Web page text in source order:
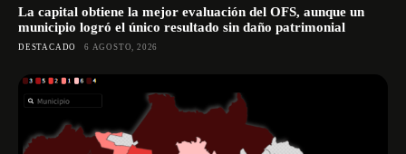
La capital obtiene la mejor evaluación del OFS, aunque un
municipio logró el único resultado sin daño patrimonial
DESTACADO 6 AGOSTO, 2026